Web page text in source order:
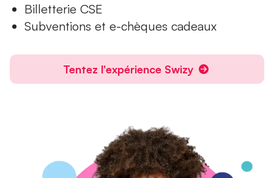
Billetterie CSE
Subventions et e-chèques cadeaux
Tentez l'expérience Swizy